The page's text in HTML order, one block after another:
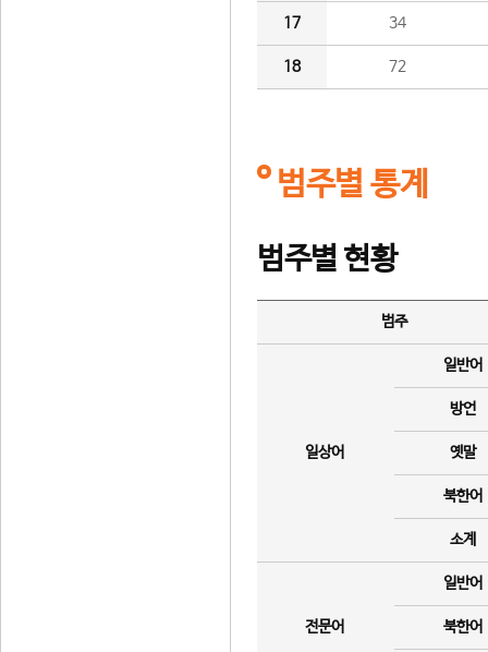
17 34
18 72
범주별 통계
범주별 현황
범주
일상어
일반어
방언
옛말
북한어
소계
전문어
일반어
북한어